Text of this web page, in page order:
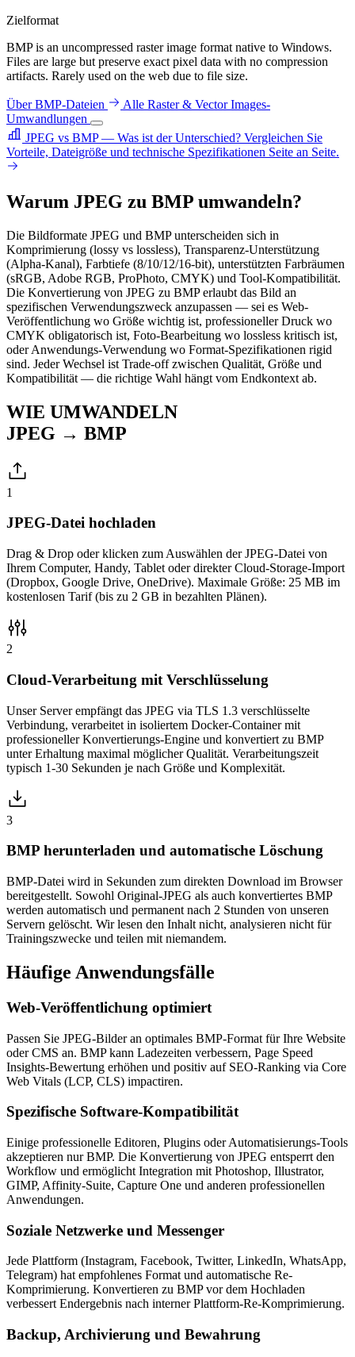
Zielformat
BMP is an uncompressed raster image format native to Windows.
Files are large but preserve exact pixel data with no compression
artifacts. Rarely used on the web due to file size.
Über BMP-Dateien
Alle Raster & Vector Images-
Umwandlungen
JPEG vs BMP — Was ist der Unterschied? Vergleichen Sie
Vorteile, Dateigröße und technische Spezifikationen Seite an Seite.
Warum JPEG zu BMP umwandeln?
Die Bildformate JPEG und BMP unterscheiden sich in
Komprimierung (lossy vs lossless), Transparenz-Unterstützung
(Alpha-Kanal), Farbtiefe (8/10/12/16-bit), unterstützten Farbräumen
(sRGB, Adobe RGB, ProPhoto, CMYK) und Tool-Kompatibilität.
Die Konvertierung von JPEG zu BMP erlaubt das Bild an
spezifischen Verwendungszweck anzupassen — sei es Web-
Veröffentlichung wo Größe wichtig ist, professioneller Druck wo
CMYK obligatorisch ist, Foto-Bearbeitung wo lossless kritisch ist,
oder Anwendungs-Verwendung wo Format-Spezifikationen rigid
sind. Jeder Wechsel ist Trade-off zwischen Qualität, Größe und
Kompatibilität — die richtige Wahl hängt vom Endkontext ab.
WIE UMWANDELN
JPEG → BMP
1
JPEG-Datei hochladen
Drag & Drop oder klicken zum Auswählen der JPEG-Datei von
Ihrem Computer, Handy, Tablet oder direkter Cloud-Storage-Import
(Dropbox, Google Drive, OneDrive). Maximale Größe: 25 MB im
kostenlosen Tarif (bis zu 2 GB in bezahlten Plänen).
2
Cloud-Verarbeitung mit Verschlüsselung
Unser Server empfängt das JPEG via TLS 1.3 verschlüsselte
Verbindung, verarbeitet in isoliertem Docker-Container mit
professioneller Konvertierungs-Engine und konvertiert zu BMP
unter Erhaltung maximal möglicher Qualität. Verarbeitungszeit
typisch 1-30 Sekunden je nach Größe und Komplexität.
3
BMP herunterladen und automatische Löschung
BMP-Datei wird in Sekunden zum direkten Download im Browser
bereitgestellt. Sowohl Original-JPEG als auch konvertiertes BMP
werden automatisch und permanent nach 2 Stunden von unseren
Servern gelöscht. Wir lesen den Inhalt nicht, analysieren nicht für
Trainingszwecke und teilen mit niemandem.
Häufige Anwendungsfälle
Web-Veröffentlichung optimiert
Passen Sie JPEG-Bilder an optimales BMP-Format für Ihre Website
oder CMS an. BMP kann Ladezeiten verbessern, Page Speed
Insights-Bewertung erhöhen und positiv auf SEO-Ranking via Core
Web Vitals (LCP, CLS) impactiren.
Spezifische Software-Kompatibilität
Einige professionelle Editoren, Plugins oder Automatisierungs-Tools
akzeptieren nur BMP. Die Konvertierung von JPEG entsperrt den
Workflow und ermöglicht Integration mit Photoshop, Illustrator,
GIMP, Affinity-Suite, Capture One und anderen professionellen
Anwendungen.
Soziale Netzwerke und Messenger
Jede Plattform (Instagram, Facebook, Twitter, LinkedIn, WhatsApp,
Telegram) hat empfohlenes Format und automatische Re-
Komprimierung. Konvertieren zu BMP vor dem Hochladen
verbessert Endergebnis nach interner Plattform-Re-Komprimierung.
Backup, Archivierung und Bewahrung